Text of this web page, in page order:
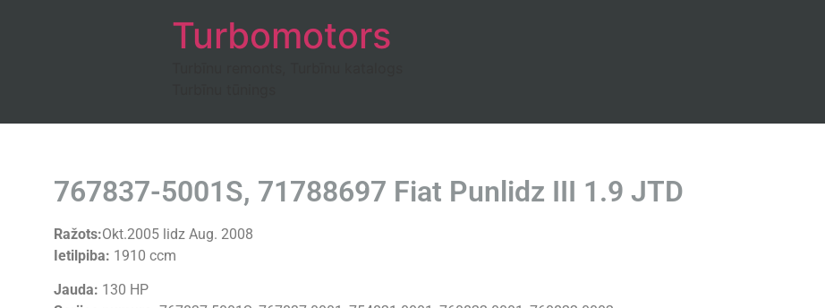
Turbomotors
767837-5001S, 71788697 Fiat Punlidz III 1.9 JTD
Ražots:Okt.2005 lidz Aug. 2008
Ietilpiba: 1910 ccm
Jauda: 130 HP